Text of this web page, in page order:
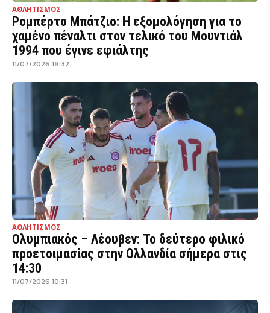
ΑΘΛΗΤΙΣΜΟΣ
Ρομπέρτο Μπάτζιο: Η εξομολόγηση για το
χαμένο πέναλτι στον τελικό του Μουντιάλ
1994 που έγινε εφιάλτης
11/07/2026 18:32
ΑΘΛΗΤΙΣΜΟΣ
Ολυμπιακός – Λέουβεν: Το δεύτερο φιλικό
προετοιμασίας στην Ολλανδία σήμερα στις
14:30
11/07/2026 10:31